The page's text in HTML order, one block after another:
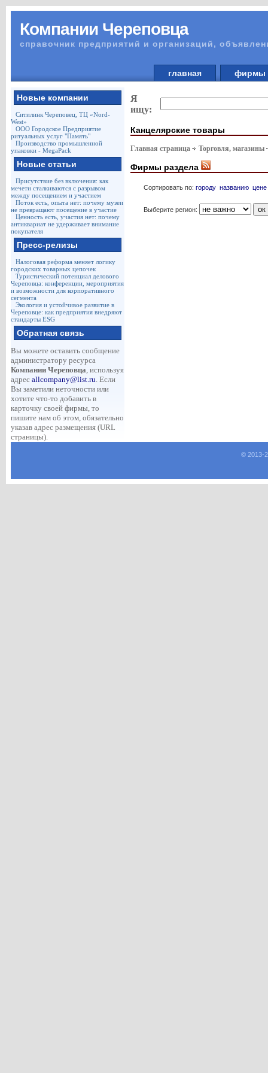
Компании Череповца
справочник предприятий и организаций,
главная
Новые компании
Ситилинк Череповец, ТЦ «Nord-
West»
ООО Городское Предприятие
ритуальных услуг "Память"
Производство промышленной
упаковки - MegaPack
Новые статьи
Присутствие без включения: как
мечети сталкиваются с разрывом
между посещением и участием
Поток есть, опыта нет: почему музеи
не превращают посещение в участие
Ценность есть, участия нет: почему
антиквариат не удерживает внимание
покупателя
Пресс-релизы
Налоговая реформа меняет логику
городских товарных цепочек
Туристический потенциал делового
Череповца: конференции, мероприятия
и возможности для корпоративного
сегмента
Экология и устойчивое развитие в
Череповце: как предприятия внедряют
стандарты ESG
Обратная связь
Вы можете оставить сообщение
администратору ресурса
Компании Череповца, используя
адрес allcompany@list.ru. Если
Вы заметили неточности или
хотите что-то добавить в
карточку своей фирмы, то
пишите нам об этом, обязательно
указав адрес размещения (URL
страницы).
Я
ищу:
Канцелярские товары
Главная страница Торговля, магазины
Фирмы раздела
Сортировать по: городу названию цене
Выберите регион:
© 2013-